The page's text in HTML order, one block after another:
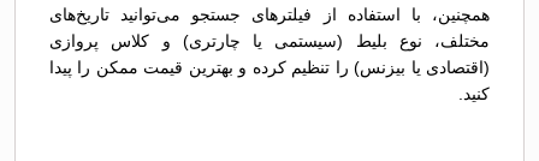
همچنین، با استفاده از فیلترهای جستجو می‌توانید تاریخ‌های
مختلف، نوع بلیط (سیستمی یا چارتری) و کلاس پروازی
(اقتصادی یا بیزنس) را تنظیم کرده و بهترین قیمت ممکن را پیدا
کنید.